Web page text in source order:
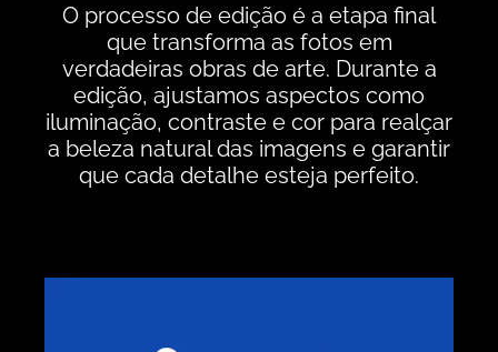
O processo de edição é a etapa final
que transforma as fotos em
verdadeiras obras de arte. Durante a
edição, ajustamos aspectos como
iluminação, contraste e cor para realçar
a beleza natural das imagens e garantir
que cada detalhe esteja perfeito.